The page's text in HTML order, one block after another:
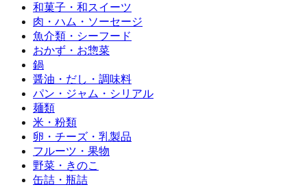
和菓子・和スイーツ
肉・ハム・ソーセージ
魚介類・シーフード
おかず・お惣菜
鍋
醤油・だし・調味料
パン・ジャム・シリアル
麺類
米・粉類
卵・チーズ・乳製品
フルーツ・果物
野菜・きのこ
缶詰・瓶詰